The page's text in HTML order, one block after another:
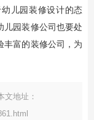
儿园装修设计的态
儿园装修公司也要处
丰富的装修公司，为
地址：